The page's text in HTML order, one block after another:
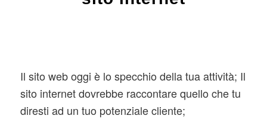
Il sito web oggi è lo specchio della tua attività; Il
sito internet dovrebbe raccontare quello che tu
diresti ad un tuo potenziale cliente;